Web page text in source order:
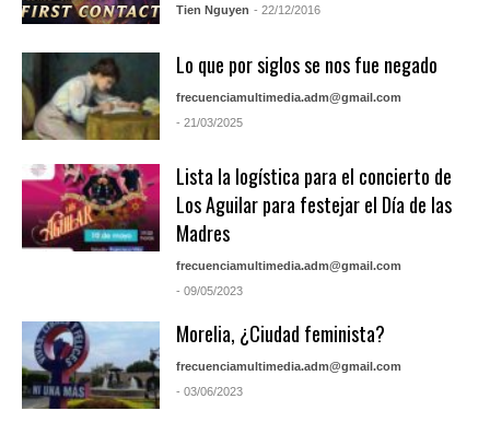
Tien Nguyen - 22/12/2016
Lo que por siglos se nos fue negado
frecuenciamultimedia.adm@gmail.com
- 21/03/2025
Lista la logística para el concierto de
Los Aguilar para festejar el Día de las
Madres
frecuenciamultimedia.adm@gmail.com
- 09/05/2023
Morelia, ¿Ciudad feminista?
frecuenciamultimedia.adm@gmail.com
- 03/06/2023